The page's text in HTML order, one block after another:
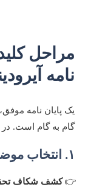
مراحل
نامه
یک پایان نامه
گام به گام است. در
۱. انتخاب موضوع و تدوین پروپوزال
کشف شکاف